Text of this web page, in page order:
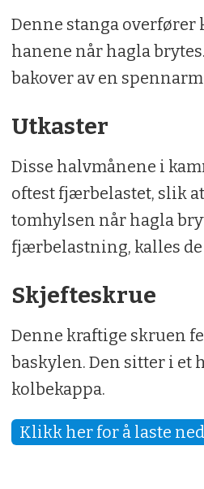
Denne stanga overfører
hanene når hagla
bakover av en
Utkaster
Disse halvmånene i
oftest fjærbelastet, slik
tomhylsen når hagla
fjærbelastning, kalles de
Skjefteskrue
Denne kraftige skruen
baskylen. Den sitter i et
kolbekappa.
Klikk her for å laste